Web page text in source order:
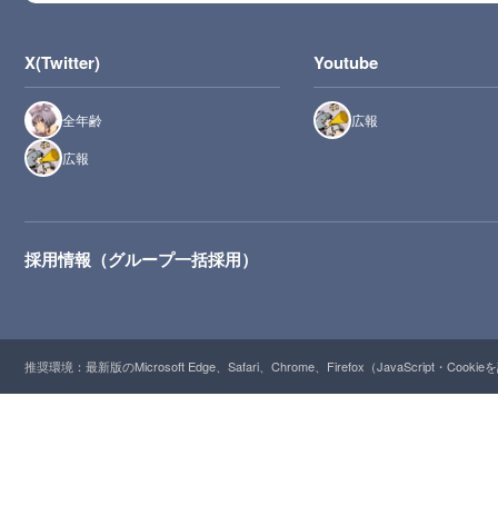
X(Twitter)
全年齢
広報
Youtube
広報
採用情報（グループ一括採用）
推奨環境：最新版のMicrosoft Edge、Safari、Chrome、Firefox（JavaScript・Cookie